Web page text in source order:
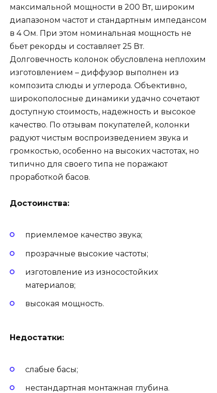
максимальной мощности в 200 Вт, широким
диапазоном частот и стандартным импедансом
в 4 Ом. При этом номинальная мощность не
бьет рекорды и составляет 25 Вт.
Долговечность колонок обусловлена неплохим
изготовлением – диффузор выполнен из
композита слюды и углерода. Объективно,
широкополосные динамики удачно сочетают
доступную стоимость, надежность и высокое
качество. По отзывам покупателей, колонки
радуют чистым воспроизведением звука и
громкостью, особенно на высоких частотах, но
типично для своего типа не поражают
проработкой басов.
Достоинства:
приемлемое качество звука;
прозрачные высокие частоты;
изготовление из износостойких
материалов;
высокая мощность.
Недостатки:
слабые басы;
нестандартная монтажная глубина.